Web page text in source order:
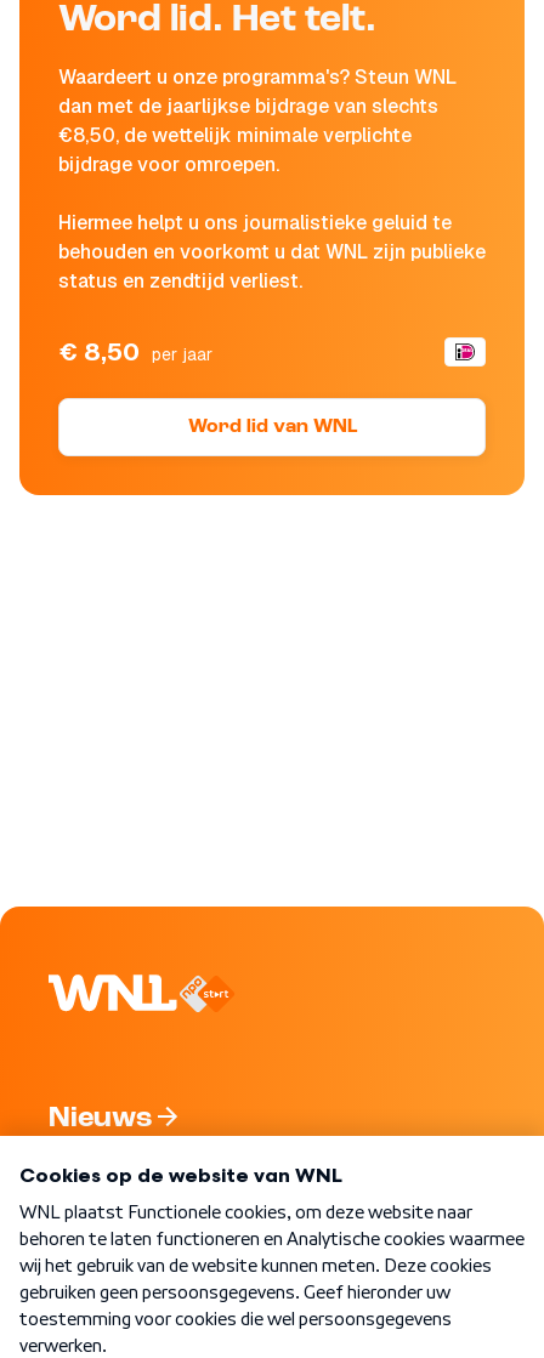
Word lid. Het telt.
Waardeert u onze programma's? Steun WNL
dan met de jaarlijkse bijdrage van slechts
€8,50, de wettelijk minimale verplichte
bijdrage voor omroepen.
Hiermee helpt u ons journalistieke geluid te
behouden en voorkomt u dat WNL zijn publieke
status en zendtijd verliest.
€ 8,50 per jaar
Word lid van WNL
Nieuws
Nieuwsbrief
Word Lid